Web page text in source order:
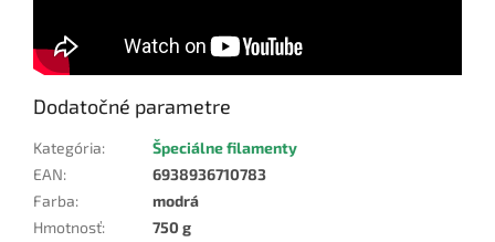
Dodatočné parametre
Kategória:
Špeciálne filamenty
EAN:
6938936710783
Farba:
modrá
Hmotnosť:
750 g